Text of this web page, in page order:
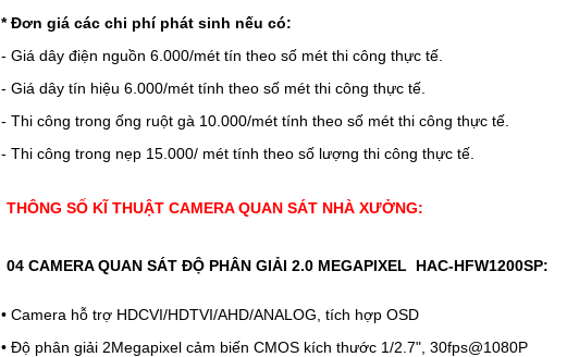
* Đơn giá các chi phí phát sinh nếu có:
- Giá dây điện nguồn 6.000/mét tín theo số mét thi công thực tế.
- Giá dây tín hiệu 6.000/mét tính theo số mét thi công thực tế.
- Thi công trong ống ruột gà 10.000/mét tính theo số mét thi công thực tế.
- Thi công trong nẹp 15.000/ mét tính theo số lượng thi công thực tế.
THÔNG SỐ KĨ THUẬT CAMERA QUAN SÁT NHÀ XƯỞNG:
04 CAMERA QUAN SÁT ĐỘ PHÂN GIẢI 2.0 MEGAPIXEL HAC-HFW1200SP:
• Camera hỗ trợ HDCVI/HDTVI/AHD/ANALOG, tích hợp OSD
• Độ phân giải 2Megapixel cảm biến CMOS kích thước 1/2.7", 30fps@1080P